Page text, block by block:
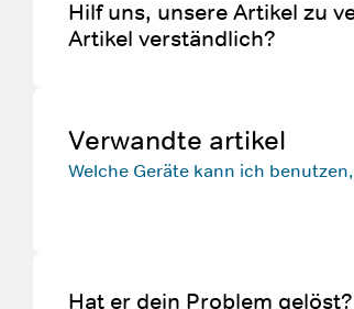
Hilf uns, unsere Artikel zu
Artikel verständlich?
Verwandte artikel
Welche Geräte kann ich
Hat er dein Problem gelöst?